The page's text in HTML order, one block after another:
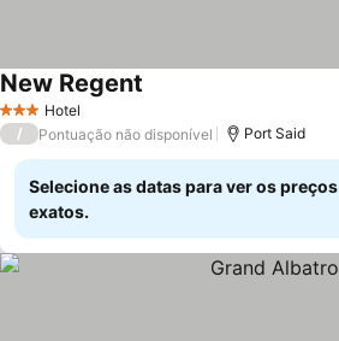
3 EstrelasHotel
New Regent
/ Pontuação não disponível Port Said
Selecione as datas para ver os preços
exatos.